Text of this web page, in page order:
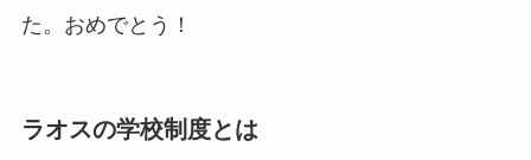
た。おめでとう！
ラオスの学校制度とは